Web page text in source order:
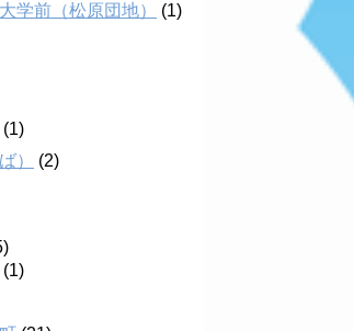
学前（松原団地）
(1)
(1)
）
(2)
(1)